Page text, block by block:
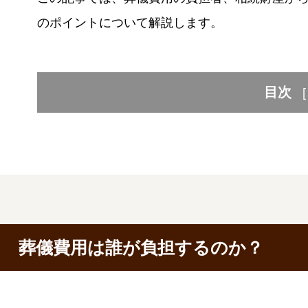
のポイントについて解説します。
目次 [
葬儀費用は誰が負担するのか？